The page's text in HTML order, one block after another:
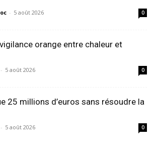
- 5 août 2026 0
orange entre chaleur et
- 5 août 2026 0
25 millions d’euros sans résoudre la
- 5 août 2026 0